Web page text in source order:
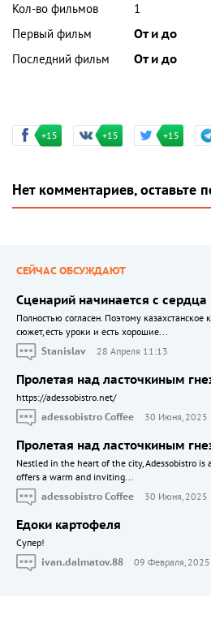
Кол-во фильмов
1
Первый фильм
От и до
Последний фильм
От и до
+15 +15 +15
Нет комментариев, оставьте
СЕЙЧАС ОБСУЖДАЮТ
Сценарий начинается с сердца
Полностью согласен. Поэтому казахстанское
сюжет, есть уроки и есть хорошие...
Stanislav
28 Апреля 11:13
Пролетая над ласточкиным
https://adessobistro.net/
adessobistro Coffee
30 Июня, 2025
Пролетая над ласточкиным
Nestled in the heart of the city, Adessobistro
offers a warm and inviting...
adessobistro Coffee
30 Июня, 2025
Едоки картофеля
Cупер!
ivan.dalmatov.88
09 Февраля, 2025